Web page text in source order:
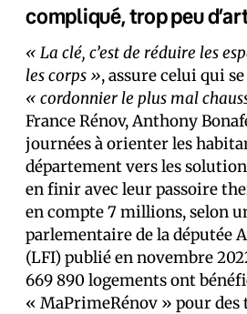
compliqué, trop peu
« La clé, c’est de réduire les
les corps », assure celui qui
« cordonnier le plus mal
France Rénov, Anthony
journées à orienter les
département vers les
en finir avec leur passoire
en compte 7 millions, selon
parlementaire de la députée
(LFI) publié en novembre
669 890 logements ont
« MaPrimeRénov » pour des